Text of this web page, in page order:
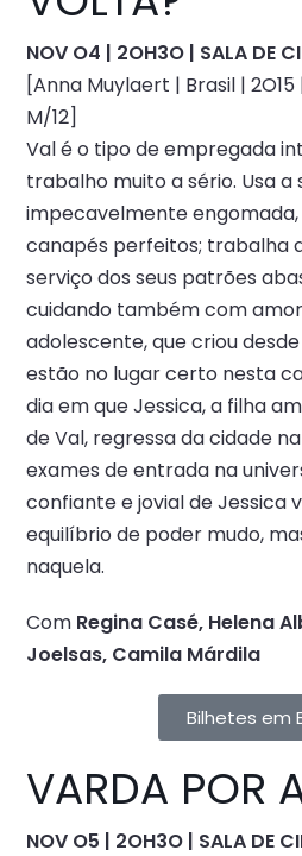
NOV O4 | 2OH3O | SALA DE
[Anna Muylaert | Brasil | 2O15
M/12]
Val é o tipo de empregada
trabalho muito a sério. Usa
impecavelmente
canapés perfeitos; trabalha
serviço dos seus patrões
cuidando também com
adolescente, que criou
estão no lugar certo nesta
dia em que Jessica, a filha
de Val, regressa da cidade
exames de entrada na
confiante e jovial de Jessica
equilíbrio de poder mudo,
naquela.
Com Regina Casé, Helena
Joelsas, Camila Márdila
Bilhetes em
VARDA POR
NOV O5 | 2OH3O | SALA DE